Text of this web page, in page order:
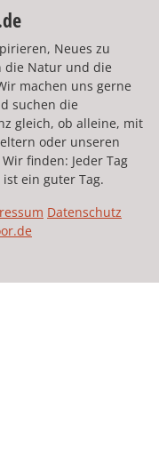
Neues zu
die Natur und die
machen uns gerne
suchen die
gleich, ob alleine, mit
oder unseren
finden: Jeder Tag
ein guter Tag.
Datenschutz